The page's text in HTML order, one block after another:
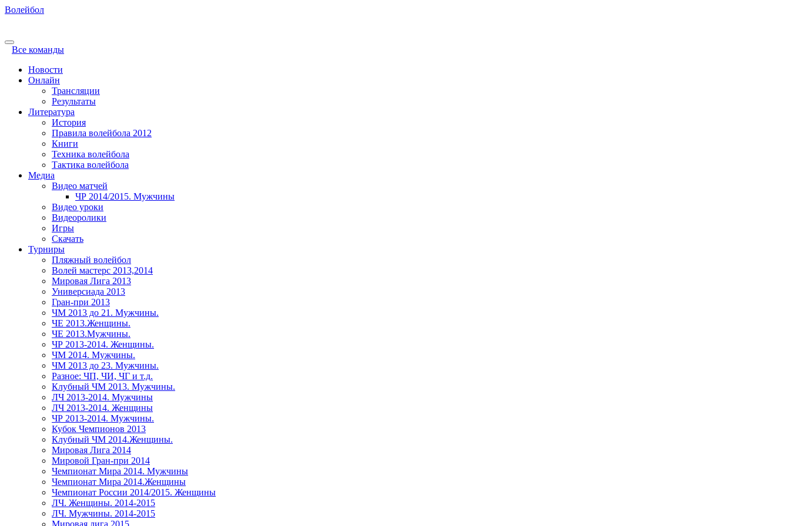
Волейбол
Все команды
Новости
Онлайн
Трансляции
Результаты
Литература
История
Правила волейбола 2012
Книги
Техника волейбола
Тактика волейбола
Медиа
Видео матчей
ЧР 2014/2015. Мужчины
Видео уроки
Видеоролики
Игры
Скачать
Турниры
Пляжный волейбол
Волей мастерс 2013,2014
Мировая Лига 2013
Универсиада 2013
Гран-при 2013
ЧМ 2013 до 21. Мужчины.
ЧЕ 2013.Женщины.
ЧЕ 2013.Мужчины.
ЧР 2013-2014. Женщины.
ЧМ 2014. Мужчины.
ЧМ 2013 до 23. Мужчины.
Разное: ЧП, ЧИ, ЧГ и т.д.
Клубный ЧМ 2013. Мужчины.
ЛЧ 2013-2014. Мужчины
ЛЧ 2013-2014. Женщины
ЧР 2013-2014. Мужчины.
Кубок Чемпионов 2013
Клубный ЧМ 2014.Женщины.
Мировая Лига 2014
Мировой Гран-при 2014
Чемпионат Мира 2014. Мужчины
Чемпионат Мира 2014.Женщины
Чемпионат России 2014/2015. Женщины
ЛЧ. Женщины. 2014-2015
ЛЧ. Мужчины. 2014-2015
Мировая лига 2015